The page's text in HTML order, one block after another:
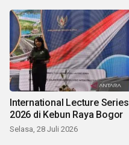
International Lecture Series
2026 di Kebun Raya Bogor
Selasa, 28 Juli 2026